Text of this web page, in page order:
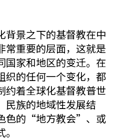
背景之下的基督教在中
常重要的层面，这就是
国家和地区的变迁。在
织的任何一个变化，都
约着全球化基督教普世
民族的地域性发展结
色的“地方教会”、或